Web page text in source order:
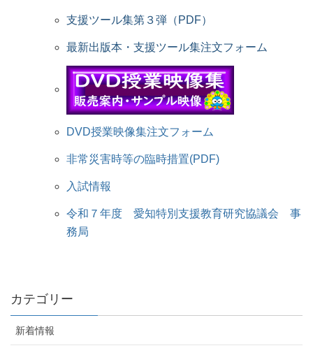
支援ツール集第３弾（PDF）
最新出版本・支援ツール集注文フォーム
DVD授業映像集注文フォーム
非常災害時等の臨時措置(PDF)
入試情報
令和７年度 愛知特別支援教育研究協議会 事
務局
カテゴリー
新着情報